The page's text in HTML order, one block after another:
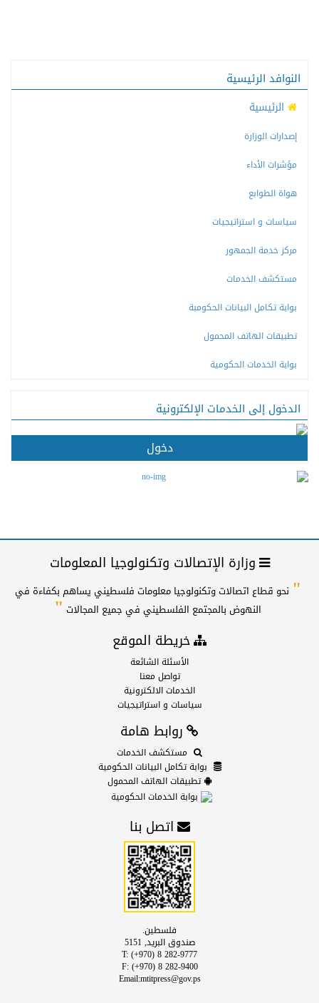
النوافد الرئيسية
الرئيسية
إصدارات الوزارة
مؤشرات الأداء
هواة الطوابع
سياسات و استراتيجيات
مركز خدمة الجمهور
مستكشف الخدمات
بوابة تكامل البيانات الحكومبة
تطبيقات الهاتف المحمول
بوابة الخدمات الحكومية
الدخول إلى الخدمات الإلكترونية
دخول
وزارة الإتصالات وتكنولوجيا المعلومات
" نحو قطاع اتصالات وتكنولوجيا معلومات فلسطيني يساهم بكفاءة في
النهوض بالمجتمع الفلسطيني في جميع المجالات"
خريطة الموقع
الأسئلة الشائعة
تواصل معنا
الخدمات الالكترونية
سياسات و استراتيجيات
روابط هامة
مستكشف الخدمات
بوابة تكامل البيانات الحكومية
تطبيقات الهاتف المحمول
بوابة الخدمات الحكومية
اتصل بنا
فلسطين.
صندوق البريد, 5151
T: (+970) 8 282-9777
F: (+970) 8 282-9400
Email:mtitpress@gov.ps